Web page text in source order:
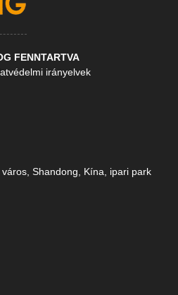
FENNTARTVA
irányelvek
Shandong, Kína, ipari park